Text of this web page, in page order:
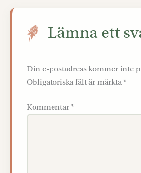
Lämna ett
Din e-postadress kommer inte
Obligatoriska fält är märkta *
Kommentar *